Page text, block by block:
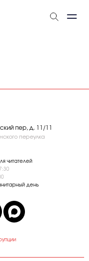
пер, д. 11/11
переулка
читателей
день